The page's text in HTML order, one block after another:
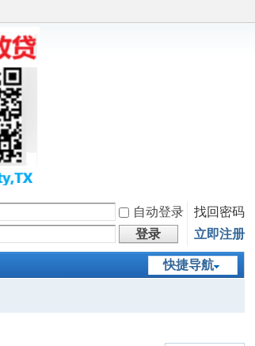
自动登录
找回密码
登录 立即注册
快捷导航